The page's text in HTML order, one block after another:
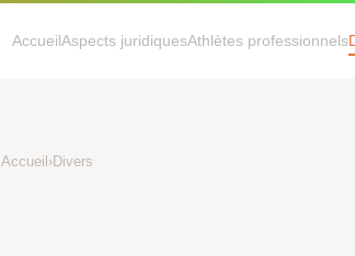
AccueilAspects juridiquesAthlètes professionnels
Accueil ›Divers